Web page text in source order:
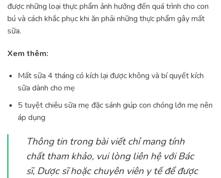
được những loại thực phẩm ảnh hưởng đến quá trình cho con
bú và cách khắc phục khi ăn phải những thực phẩm gây mất
sữa.
Xem thêm:
Mất sữa 4 tháng có kích lại được không và bí quyết kích
sữa dành cho mẹ
5 tuyệt chiêu sữa mẹ đặc sánh giúp con chóng lớn mẹ nên
áp dụng
Thông tin trong bài viết chỉ mang tính
chất tham khảo, vui lòng liên hệ với Bác
sĩ, Dược sĩ hoặc chuyên viên y tế để được